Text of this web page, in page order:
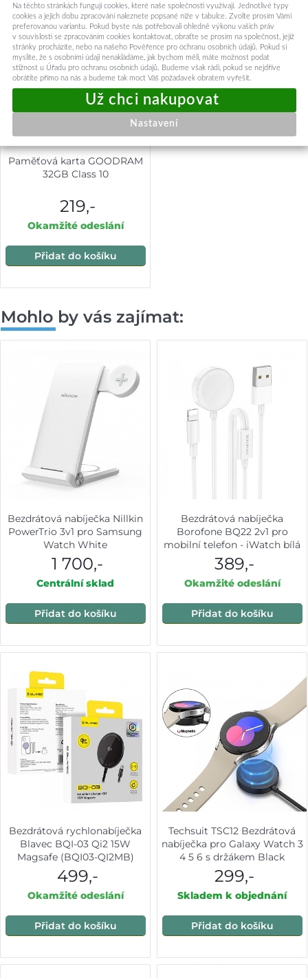
Paměťová karta GOODRAM
32GB Class 10
219,-
Okamžité odeslání
Přidat do košíku
Mohlo by vás zajímat:
Bezdrátová nabíječka Nillkin
PowerTrio 3v1 pro Samsung
Watch White
1 700,-
Centrální sklad
Přidat do košíku
Bezdrátová nabíječka
Borofone BQ22 2v1 pro
mobilní telefon - iWatch bílá
389,-
Okamžité odeslání
Přidat do košíku
Bezdrátová rychlonabíječka
Blavec BQI-03 Qi2 15W
Magsafe (BQI03-QI2MB)
černá
499,-
Okamžité odeslání
Přidat do košíku
Techsuit TSC12 Bezdrátová
nabíječka pro Galaxy Watch 3
4 5 6 s držákem Black
299,-
Skladem k objednání
Přidat do košíku
Na těchto stránkách fungují cookies, které naše společnosti využívají. Jednotlivé typy
cookies a jejich dobu zpracování naleznete popsané níže v tabulce. Zvolte prosím Vámi
preferovanou variantu. Pokud byste nás potřebovali ohledně výkonu vašich práv
v souvislosti se zpracováním cookies kontaktovat, obraťte se prosím na společnost, jejíž
stránky procházíte, nebo na našeho Pověřence pro ochranu osobních údajů. Pokud si
myslíte, že s osobními údaji nenakládáme, jak bychom měli, máte možnost podat
stížnost u Úřadu pro ochranu osobních údajů. Budeme však rádi, pokud se nejdříve
obrátíte přímo na nás a budeme tak moct Váš požadavek obratem vyřešit.
Nastavení